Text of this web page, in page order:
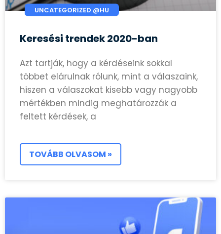
UNCATEGORIZED @HU
Keresési trendek 2020-ban
Azt tartják, hogy a kérdéseink sokkal
többet elárulnak rólunk, mint a válaszaink,
hiszen a válaszokat kisebb vagy nagyobb
mértékben mindig meghatározzák a
feltett kérdések, a
TOVÁBB OLVASOM »